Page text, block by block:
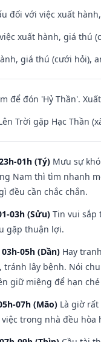
đối với việc xuất
xuất hành, giá thú
giá thú (cưới hỏi),
để đón 'Hỷ Thần'.
Trời gặp Hạc Thần
01h (Tý) Mưu sự
Nam thì tìm nhanh
đều cần chắc chắn.
03h (Sửu) Tin vui sắp
gặp thuận lợi.
05h (Dần) Hay
lây bệnh. Nói
giữ miệng để hạn
07h (Mão) Là giờ
trong nhà đều